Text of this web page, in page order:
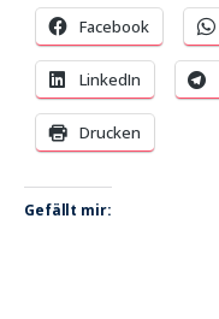
Facebook
LinkedIn
Drucken
Gefällt mir: